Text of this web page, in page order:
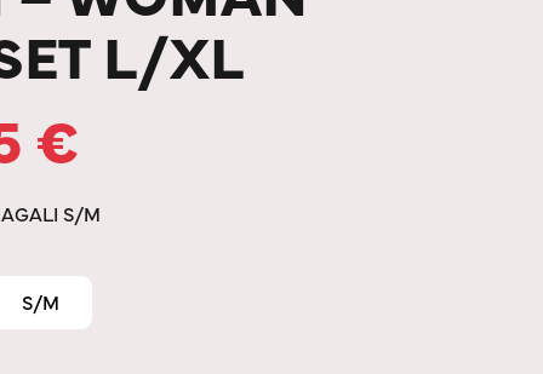
L/XL
€
S/M
S/M